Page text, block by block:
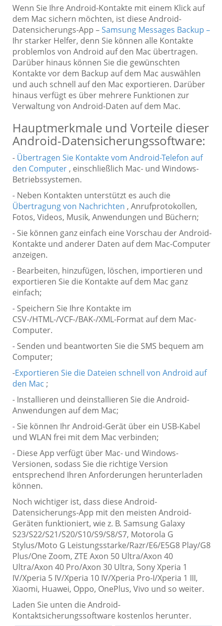
Wenn Sie Ihre Android-Kontakte mit einem Klick auf
dem Mac sichern möchten, ist diese Android-
Datensicherungs-App –Samsung Messages Backup –
Ihr starker Helfer, denn Sie können alle Kontakte
problemlos von Android auf den Mac übertragen.
Darüber hinaus können Sie die gewünschten
Kontakte vor dem Backup auf dem Mac auswählen
und auch schnell auf den Mac exportieren. Darüber
hinaus verfügt es über mehrere Funktionen zur
Verwaltung von Android-Daten auf dem Mac.
Hauptmerkmale und Vorteile dieser
Android-Datensicherungssoftware:
- Übertragen Sie Kontakte vom Android-Telefon auf
den Computer , einschließlich Mac- und Windows-
Betriebssystemen.
- Neben Kontakten unterstützt es auch die
Übertragung von Nachrichten , Anrufprotokollen,
Fotos, Videos, Musik, Anwendungen und Büchern;
- Sie können ganz einfach eine Vorschau der Android-
Kontakte und anderer Daten auf dem Mac-Computer
anzeigen.
- Bearbeiten, hinzufügen, löschen, importieren und
exportieren Sie die Kontakte auf dem Mac ganz
einfach;
- Speichern Sie Ihre Kontakte im
CSV-/HTML-/VCF-/BAK-/XML-Format auf dem Mac-
Computer.
- Senden und beantworten Sie die SMS bequem am
Computer;
-Exportieren Sie die Dateien schnell von Android auf
den Mac ;
- Installieren und deinstallieren Sie die Android-
Anwendungen auf dem Mac;
- Sie können Ihr Android-Gerät über ein USB-Kabel
und WLAN frei mit dem Mac verbinden;
- Diese App verfügt über Mac- und Windows-
Versionen, sodass Sie die richtige Version
entsprechend Ihren Anforderungen herunterladen
können.
Noch wichtiger ist, dass diese Android-
Datensicherungs-App mit den meisten Android-
Geräten funktioniert, wie z. B. Samsung Galaxy
S23/S22/S21/S20/S10/S9/S8/S7, Motorola G
Stylus/Moto G Leistungsstarke/Razr/E6/E5G8 Play/G8
Plus/One Zoom, ZTE Axon 50 Ultra/Axon 40
Ultra/Axon 40 Pro/Axon 30 Ultra, Sony Xperia 1
IV/Xperia 5 IV/Xperia 10 IV/Xperia Pro-I/Xperia 1 III,
Xiaomi, Huawei, Oppo, OnePlus, Vivo und so weiter.
Laden Sie unten die Android-
Kontaktsicherungssoftware kostenlos herunter.